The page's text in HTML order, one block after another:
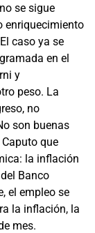
se sigue
enriquecimiento
caso ya se
en el
y
peso. La
no
son buenas
que
la inflación
Banco
el empleo se
la inflación, la
mes.